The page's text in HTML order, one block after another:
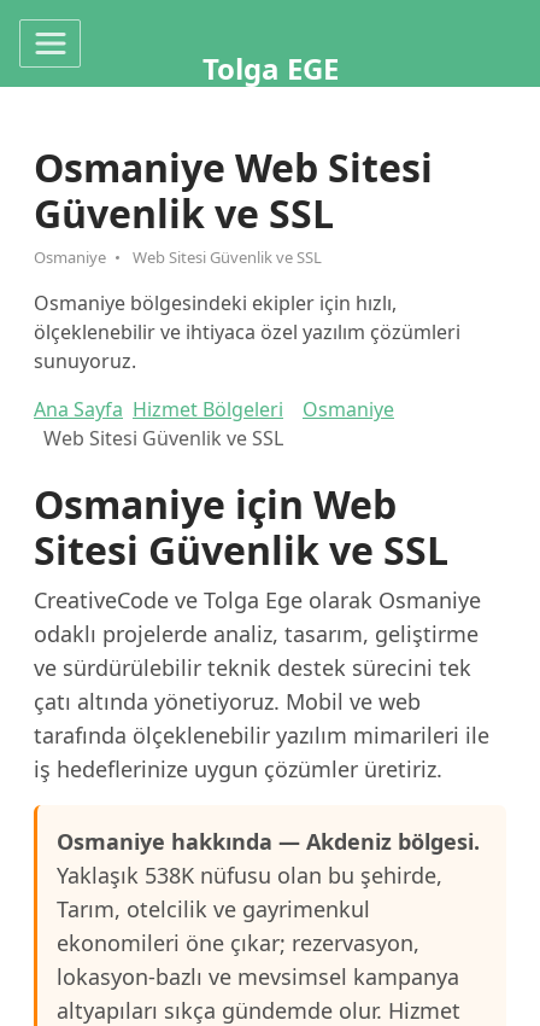
Tolga EGE
Osmaniye Web Sitesi
Güvenlik ve SSL
Osmaniye Web Sitesi Güvenlik ve SSL
Osmaniye bölgesindeki ekipler için hızlı,
ölçeklenebilir ve ihtiyaca özel yazılım çözümleri
sunuyoruz.
Ana Sayfa Hizmet Bölgeleri
Osmaniye
Web Sitesi Güvenlik ve SSL
Osmaniye için Web
Sitesi Güvenlik ve SSL
CreativeCode ve Tolga Ege olarak Osmaniye
odaklı projelerde analiz, tasarım, geliştirme
ve sürdürülebilir teknik destek sürecini tek
çatı altında yönetiyoruz. Mobil ve web
tarafında ölçeklenebilir yazılım mimarileri ile
iş hedeflerinize uygun çözümler üretiriz.
Osmaniye hakkında — Akdeniz bölgesi.
Yaklaşık 538K nüfusu olan bu şehirde,
Tarım, otelcilik ve gayrimenkul
ekonomileri öne çıkar; rezervasyon,
lokasyon-bazlı ve mevsimsel kampanya
altyapıları sıkça gündemde olur. Hizmet